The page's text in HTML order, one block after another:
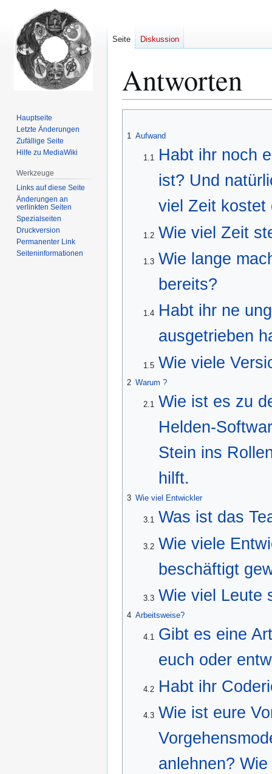
Antworten
1 Aufwand
1.1
Habt ihr noch
ist? Und
viel Zeit kostet
1.2 Wie viel Zeit
1.3 Wie lange
bereits?
1.4
Habt ihr ne
ausgetrieben
1.5 Wie viele
2 Warum ?
2.1 Wie ist es zu
Helden-
Stein ins
hilft.
3 Wie viel Entwickler
3.1 Was ist das
3.2 Wie viele
beschäftigt
3.3 Wie viel Leute
4 Arbeitsweise?
4.1 Gibt es eine
euch oder
4.2 Habt ihr
4.3 Wie ist eure
anlehnen?
Seite Diskussion
Hauptseite
Letzte Änderungen
Zufällige Seite
Hilfe zu MediaWiki
Werkzeuge
Links auf diese Seite
Änderungen an
verlinkten Seiten
Spezialseiten
Druckversion
Permanenter Link
Seiten­­informationen